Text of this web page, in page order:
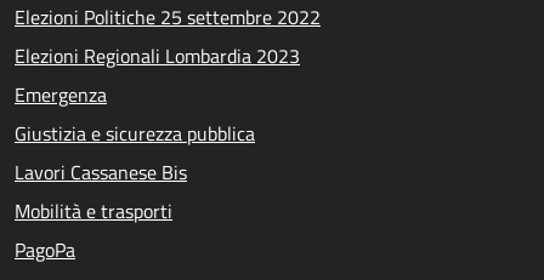
Elezioni Politiche 25 settembre 2022
Elezioni Regionali Lombardia 2023
Emergenza
Giustizia e sicurezza pubblica
Lavori Cassanese Bis
Mobilità e trasporti
PagoPa